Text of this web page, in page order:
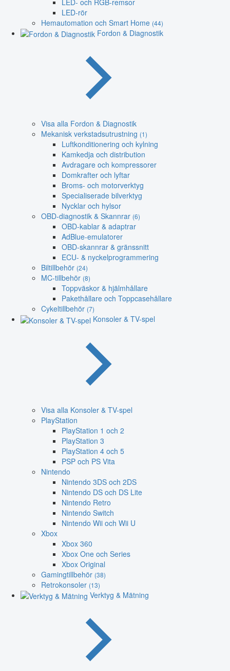
LED-rör
Hemautomation och Smart Home (44)
Fordon & Diagnostik
Visa alla Fordon & Diagnostik
Mekanisk verkstadsutrustning (1)
Luftkonditionering och kylning
Kamkedja och distribution
Avdragare och kompressorer
Domkrafter och lyftar
Broms- och motorverktyg
Specialiserade bilverktyg
Nycklar och hylsor
OBD-diagnostik & Skannrar (6)
OBD-kablar & adaptrar
AdBlue-emulatorer
OBD-skannrar & gränssnitt
ECU- & nyckelprogrammering
Biltillbehör (24)
MC-tillbehör (8)
Toppväskor & hjälmhållare
Pakethållare och Toppcasehållare
Cykeltillbehör (7)
Konsoler & TV-spel
Visa alla Konsoler & TV-spel
PlayStation
PlayStation 1 och 2
PlayStation 3
PlayStation 4 och 5
PSP och PS Vita
Nintendo
Nintendo 3DS och 2DS
Nintendo DS och DS Lite
Nintendo Retro
Nintendo Switch
Nintendo Wii och Wii U
Xbox
Xbox 360
Xbox One och Series
Xbox Original
Gamingtillbehör (38)
Retrokonsoler (13)
Verktyg & Mätning